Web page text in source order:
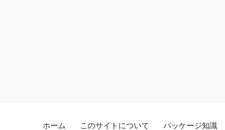
ホーム このサイトについて パッケージ知識